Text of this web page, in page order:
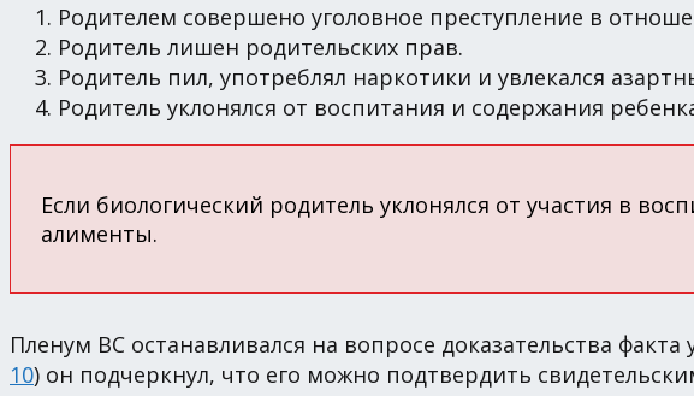
Родителем совершено уголовное преступление в
Родитель лишен родительских прав.
Родитель пил, употреблял наркотики и увлекался
Родитель уклонялся от воспитания и содержания
Если биологический родитель уклонялся от участия в
алименты.
Пленум ВС останавливался на вопросе доказательства
10) он подчеркнул, что его можно подтвердить